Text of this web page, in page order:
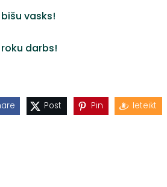
bišu vasks!
roku darbs!
Post Pin Ieteikt